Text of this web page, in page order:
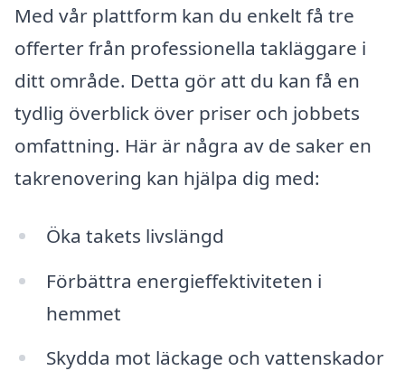
Med vår plattform kan du enkelt få tre
offerter från professionella takläggare i
ditt område. Detta gör att du kan få en
tydlig överblick över priser och jobbets
omfattning. Här är några av de saker en
takrenovering kan hjälpa dig med:
Öka takets livslängd
Förbättra energieffektiviteten i
hemmet
Skydda mot läckage och vattenskador